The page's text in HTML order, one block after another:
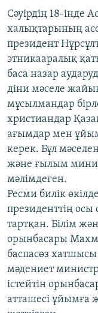
Сәуірдің 18-інде
халықтарының
президент
этникааралық
баса назар
діни мәселе
мұсылмандар
христиандар
ағымдар мен
керек. Бұл
және ғылым
мәлімдеген.
Ресми билік
президенттің осы
тартқан. Білім
орынбасары
баспасөз
мәдениет
істейтін
атташесі ұйымға